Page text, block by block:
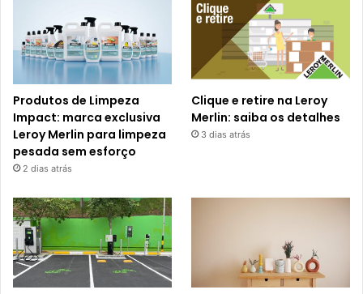
Produtos de Limpeza
Impact: marca exclusiva
Leroy Merlin para limpeza
pesada sem esforço
2 dias atrás
Clique e retire na Leroy
Merlin: saiba os detalhes
3 dias atrás